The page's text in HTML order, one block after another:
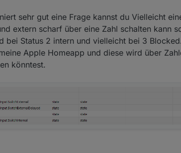
Scharf-Schaltens (oder ein paar Millisekunden später)
mit Ack-Flags bei createState und setState
2022-12-02 Andreas Kos Korrektur beim Prüfen der IgnoreOpen-Flags.
wenn diese zuvor im Zustand "scharf" war.
08:06
sehr gut eine Frage kannst du Vielleicht
extern scharf über eine Zahl schalten kann
bei Status 2 intern und vielleicht bei 3 Blocked.
Apple Homeapp und diese wird über
könntest.